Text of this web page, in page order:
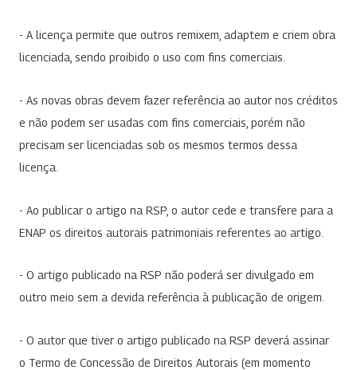
- A licença permite que outros remixem, adaptem e criem obra
licenciada, sendo proibido o uso com fins comerciais.
- As novas obras devem fazer referência ao autor nos créditos
e não podem ser usadas com fins comerciais, porém não
precisam ser licenciadas sob os mesmos termos dessa
licença.
- Ao publicar o artigo na RSP, o autor cede e transfere para a
ENAP os direitos autorais patrimoniais referentes ao artigo.
- O artigo publicado na RSP não poderá ser divulgado em
outro meio sem a devida referência à publicação de origem.
- O autor que tiver o artigo publicado na RSP deverá assinar
o Termo de Concessão de Direitos Autorais (em momento